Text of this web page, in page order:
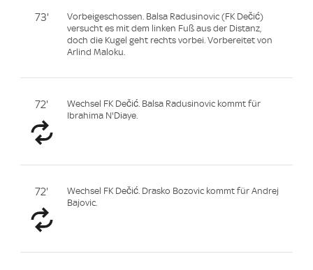
73'
Vorbeigeschossen. Balsa Radusinovic (FK Dečić)
versucht es mit dem linken Fuß aus der Distanz,
doch die Kugel geht rechts vorbei. Vorbereitet von
Arlind Maloku.
72'
Wechsel FK Dečić. Balsa Radusinovic kommt für
Ibrahima N'Diaye.
72'
Wechsel FK Dečić. Drasko Bozovic kommt für Andrej
Bajovic.